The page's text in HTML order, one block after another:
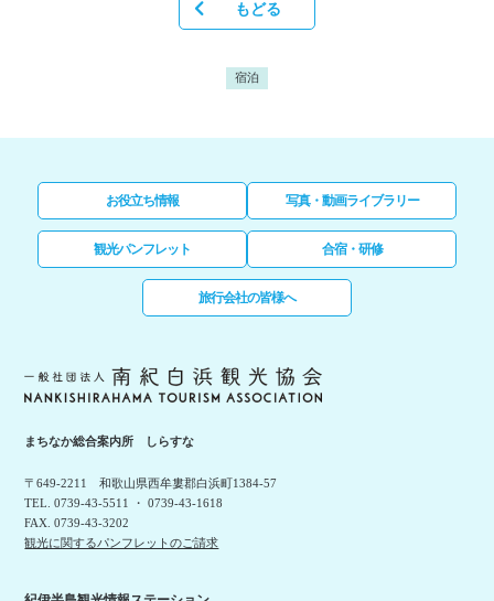
もどる
宿泊
お役立ち情報 写真・動画ライブラリー
観光パンフレット 合宿・研修
旅行会社の皆様へ
まちなか総合案内所 しらすな
〒649-2211 和歌山県西牟婁郡白浜町1384-57
TEL. 0739-43-5511 ・ 0739-43-1618
FAX. 0739-43-3202
観光に関するパンフレットのご請求